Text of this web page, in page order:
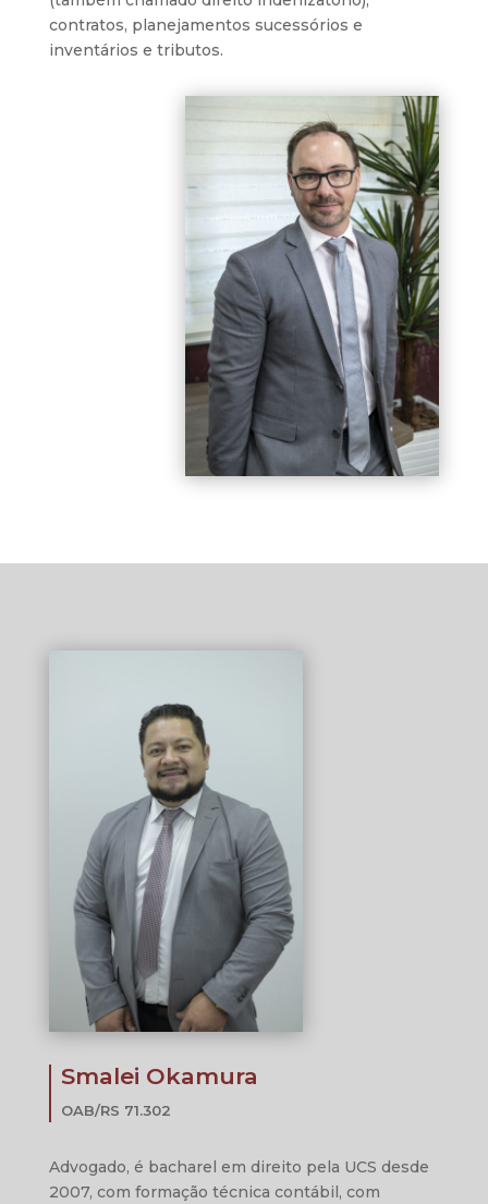
contratos, planejamentos sucessórios e
inventários e tributos.
Smalei Okamura
OAB/RS 71.302
Advogado, é bacharel em direito pela UCS desde
2007, com formação técnica contábil, com